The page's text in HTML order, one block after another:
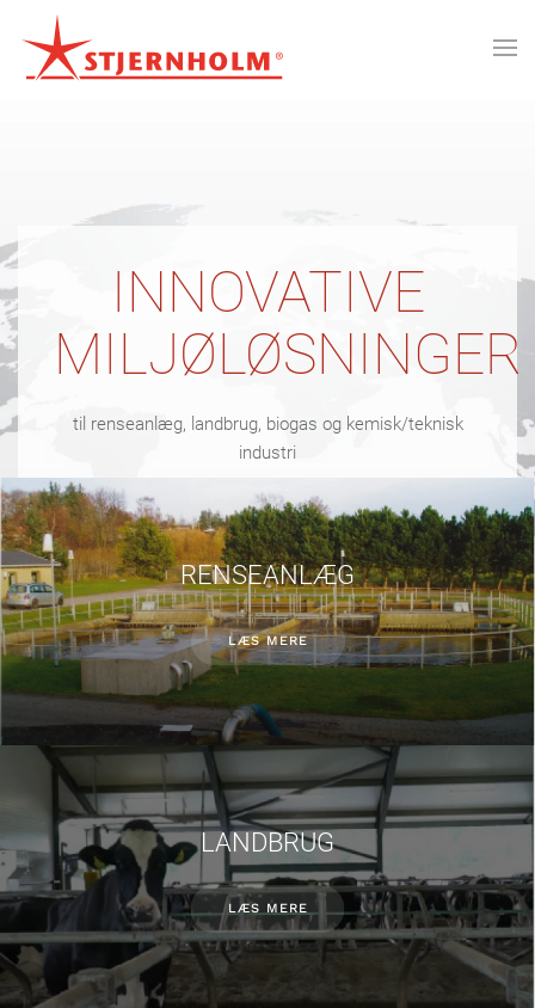
INNOVATIVE
MILJØLØSNINGER
til renseanlæg, landbrug, biogas og kemisk/teknisk
industri
RENSEANLÆG
LÆS MERE
LANDBRUG
LÆS MERE